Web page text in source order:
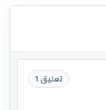
تعليق 1